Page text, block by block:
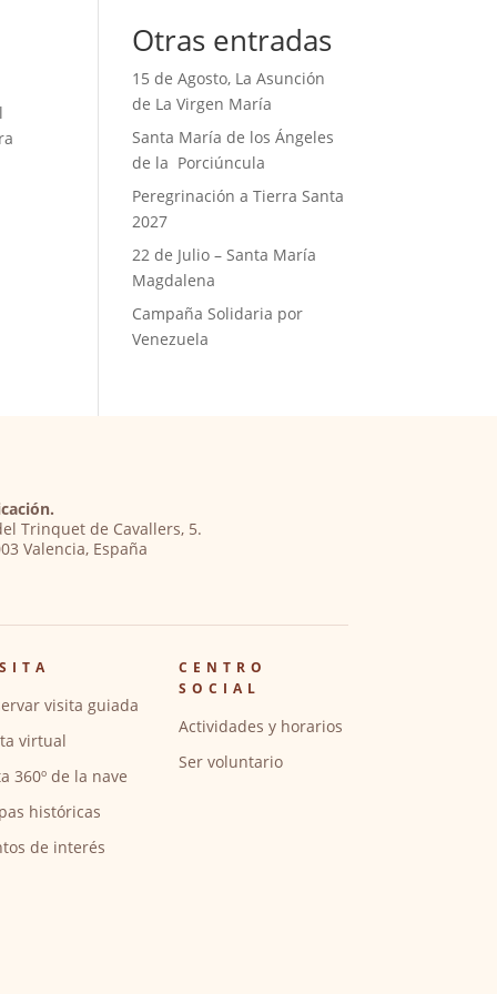
Otras entradas
15 de Agosto, La Asunción
de La Virgen María
Santa María de los Ángeles
de la Porciúncula
Peregrinación a Tierra Santa
2027
22 de Julio – Santa María
Magdalena
Campaña Solidaria por
Venezuela
Trinquet de Cavallers, 5.
Valencia, España
visita guiada
virtual
360º de la nave
históricas
de interés
CENTRO
SOCIAL
Actividades y horarios
Ser voluntario